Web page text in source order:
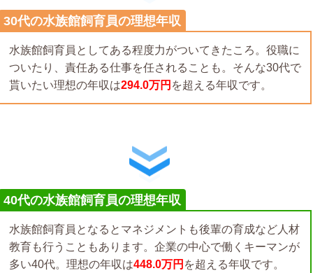
30代の水族館飼育員の理想年収
水族館飼育員としてある程度力がついてきたころ。役職に
ついたり、責任ある仕事を任されることも。そんな30代で
貰いたい理想の年収は294.0万円 を超える年収です。
40代の水族館飼育員の理想年収
水族館飼育員となるとマネジメントも後輩の育成など人材
教育も行うこともあります。企業の中心で働くキーマンが
多い40代。理想の年収は448.0万円 を超える年収です。